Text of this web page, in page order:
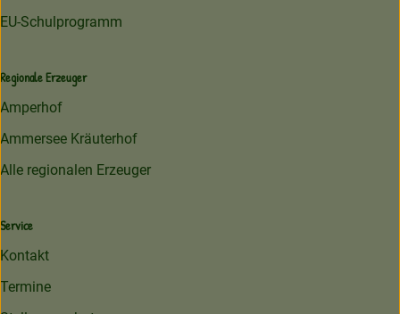
EU-Schulprogramm
Regionale Erzeuger
Amperhof
Ammersee Kräuterhof
Alle regionalen Erzeuger
Service
Kontakt
Termine